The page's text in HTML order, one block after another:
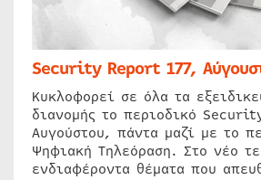
Security Report 177,
Κυκλοφορεί σε όλα τα
διανομής το περιοδικό
Αυγούστου, πάντα μαζί με το
Ψηφιακή Τηλεόραση. Στο νέο
ενδιαφέροντα θέματα που